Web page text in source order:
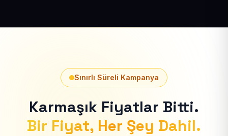
Sınırlı Süreli Kampanya
Karmaşık Fiyatlar Bitti.
Bir Fiyat, Her Şey Dahil.